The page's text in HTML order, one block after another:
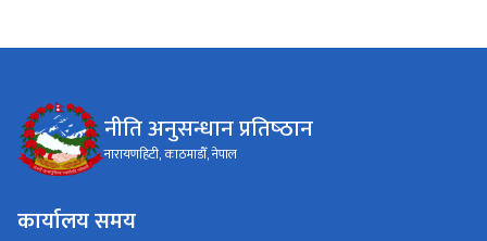
नीति अनुसन्धान प्रतिष्‍ठान
नारायणहिटी, काठमाडौँ, नेपाल
कार्यालय समय